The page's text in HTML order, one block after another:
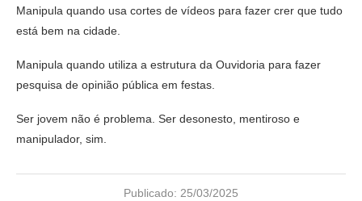
Manipula quando usa cortes de vídeos para fazer crer que tudo
está bem na cidade.
Manipula quando utiliza a estrutura da Ouvidoria para fazer
pesquisa de opinião pública em festas.
Ser jovem não é problema. Ser desonesto, mentiroso e
manipulador, sim.
Publicado: 25/03/2025